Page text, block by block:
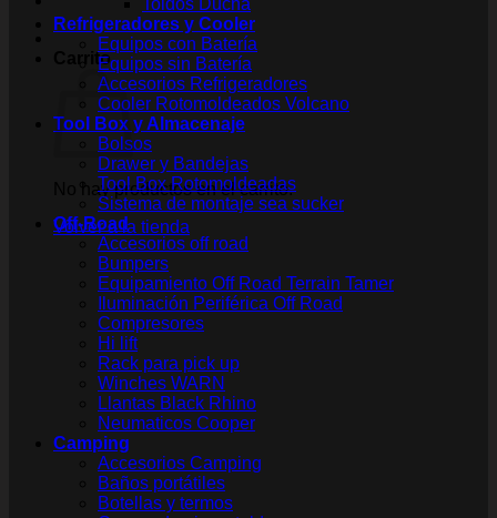
Carrito
No hay productos en el carrito.
Volver a la tienda
Toldos Ducha
Refrigeradores y Cooler
Equipos con Batería
Equipos sin Batería
Accesorios Refrigeradores
Cooler Rotomoldeados Volcano
Tool Box y Almacenaje
Bolsos
Drawer y Bandejas
Tool Box Rotomoldeadas
Sistema de montaje sea sucker
Off-Road
Accesorios off road
Bumpers
Equipamiento Off Road Terrain Tamer
Iluminación Periférica Off Road
Compresores
Hi lift
Rack para pick up
Winches WARN
Llantas Black Rhino
Neumaticos Cooper
Camping
Accesorios Camping
Baños portátiles
Botellas y termos